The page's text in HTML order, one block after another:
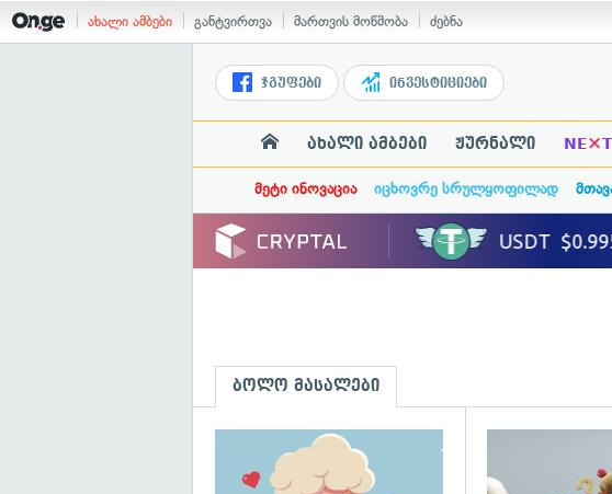
ახალი ამბები განტვირთვა მართვის მოწმობა ძებნა
ჯგუფები ინვესტიციები
ახალი ამბები ჟურნალი NE×T
მეტი ინოვაცია იცხოვრე სრულყოფილად
ბოლო მასალები